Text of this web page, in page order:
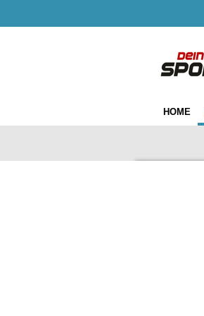
Hauptinhalt
HOME